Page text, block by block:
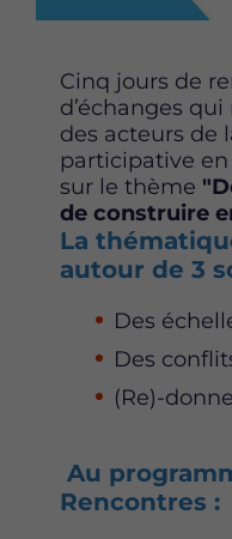
Cinq jours de
d’échanges
des acteurs de
participative en
sur le thème
de construire
La
autour de 3
Des
Des
(Re)-
Au
Rencontres :